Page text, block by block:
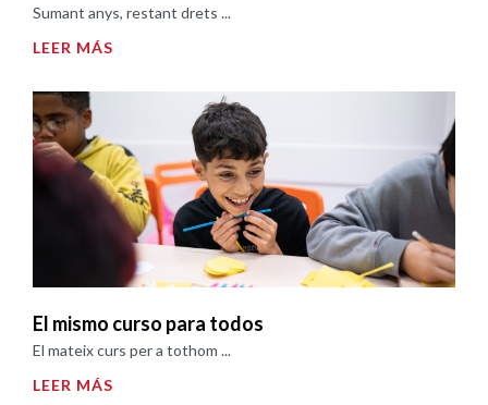
Sumant anys, restant drets ...
LEER MÁS
El mismo curso para todos
El mateix curs per a tothom ...
LEER MÁS